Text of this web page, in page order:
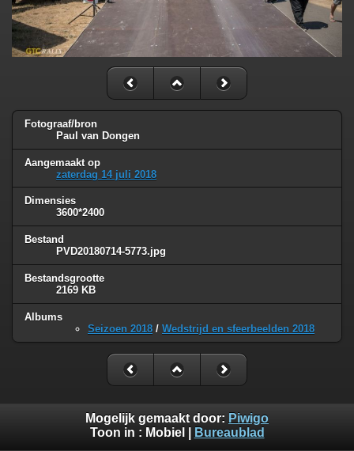
Fotograaf/bron
Paul van Dongen
Aangemaakt op
zaterdag 14 juli 2018
Dimensies
3600*2400
Bestand
PVD20180714-5773.jpg
Bestandsgrootte
2169 KB
Albums
Seizoen 2018 / Wedstrijd en sfeerbeelden 2018
Mogelijk gemaakt door: Piwigo
Toon in : Mobiel Bureaublad